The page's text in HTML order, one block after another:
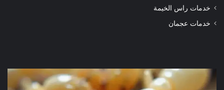
خدمات راس الخيمة
خدمات عجمان
شركة
مكافحة